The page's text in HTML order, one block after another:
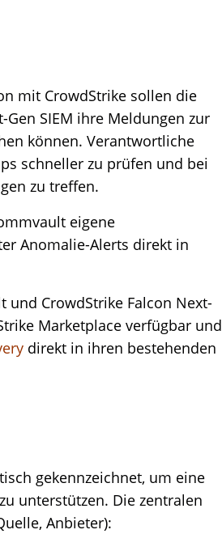
mit CrowdStrike sollen die
SIEM ihre Meldungen zur
können. Verantwortliche
schneller zu prüfen und bei
zu treffen.
eigene
Anomalie-Alerts direkt in
CrowdStrike Falcon Next-
Marketplace verfügbar und
direkt in ihren bestehenden
gekennzeichnet, um eine
unterstützen. Die zentralen
Anbieter):